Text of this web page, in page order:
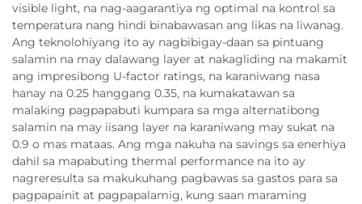
visible light, na nag-aagarantiya ng optimal na kontrol sa
temperatura nang hindi binabawasan ang likas na liwanag.
Ang teknolohiyang ito ay nagbibigay-daan sa pintuang
salamin na may dalawang layer at nakagliding na makamit
ang impresibong U-factor ratings, na karaniwang nasa
hanay na 0.25 hanggang 0.35, na kumakatawan sa
malaking pagpapabuti kumpara sa mga alternatibong
salamin na may iisang layer na karaniwang may sukat na
0.9 o mas mataas. Ang mga nakuha na savings sa enerhiya
dahil sa mapabuting thermal performance na ito ay
nagreresulta sa makukuhang pagbawas sa gastos para sa
pagpapainit at pagpapalamig, kung saan maraming